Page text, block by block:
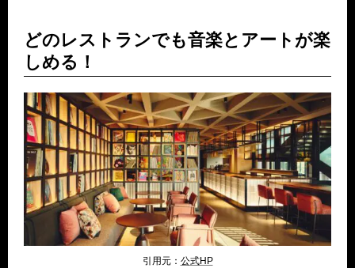
どのレストランでも音楽とアートが楽
しめる！
引用元： 公式HP